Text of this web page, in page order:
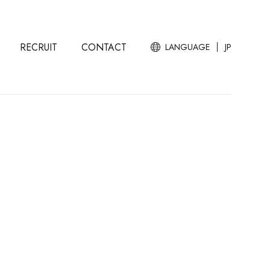
RECRUIT CONTACT LANGUAGE JP